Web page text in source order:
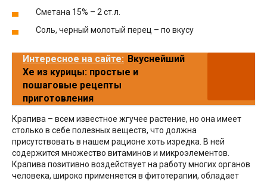
Сметана 15% – 2 ст.л.
Соль, черный молотый перец – по вкусу
Интересное на сайте: Вкуснейший
Хе из курицы: простые и
пошаговые рецепты
приготовления
Крапива – всем известное жгучее растение, но она имеет
столько в себе полезных веществ, что должна
присутствовать в нашем рационе хоть изредка. В ней
содержится множество витаминов и микроэлементов.
Крапива позитивно воздействует на работу многих органов
человека, широко применяется в фитотерапии, обладает